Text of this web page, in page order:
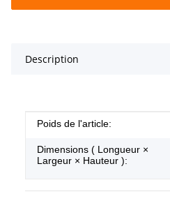
Description
#productDetails.itemValue#
Poids de l'article:
Dimensions ( Longueur ×
Largeur × Hauteur ):